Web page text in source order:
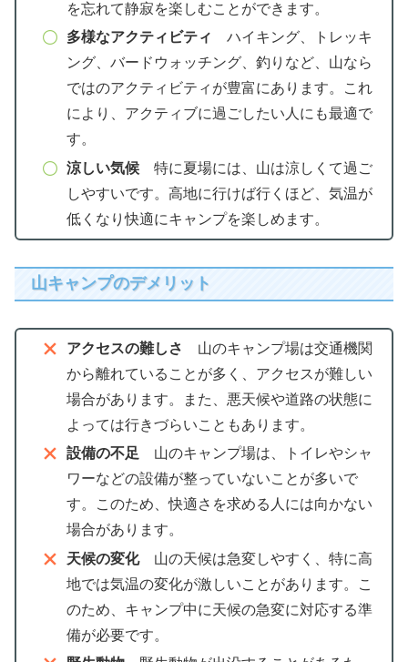
を忘れて静寂を楽しむことができます。
多様なアクティビティ
ハイキング、トレッキ
ング、バードウォッチング、釣りなど、山なら
ではのアクティビティが豊富にあります。これ
により、アクティブに過ごしたい人にも最適で
す。
涼しい気候特に夏場には、山は涼しくて過ご
しやすいです。高地に行けば行くほど、気温が
低くなり快適にキャンプを楽しめます。
山キャンプのデメリット
アクセスの難しさ
山のキャンプ場は交通機関
から離れていることが多く、アクセスが難しい
場合があります。また、悪天候や道路の状態に
よっては行きづらいこともあります。
設備の不足山のキャンプ場は、トイレやシャ
ワーなどの設備が整っていないことが多いで
す。このため、快適さを求める人には向かない
場合があります。
天候の変化山の天候は急変しやすく、特に高
地では気温の変化が激しいことがあります。こ
のため、キャンプ中に天候の急変に対応する準
備が必要です。